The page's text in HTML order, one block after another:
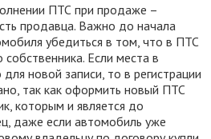
ПТС при продаже –
продавца. Важно до начала
убедиться в том, что в ПТС
Если места в
новой записи, то в регистрации
так как оформить новый ПТС
которым и является до
даже если автомобиль уже